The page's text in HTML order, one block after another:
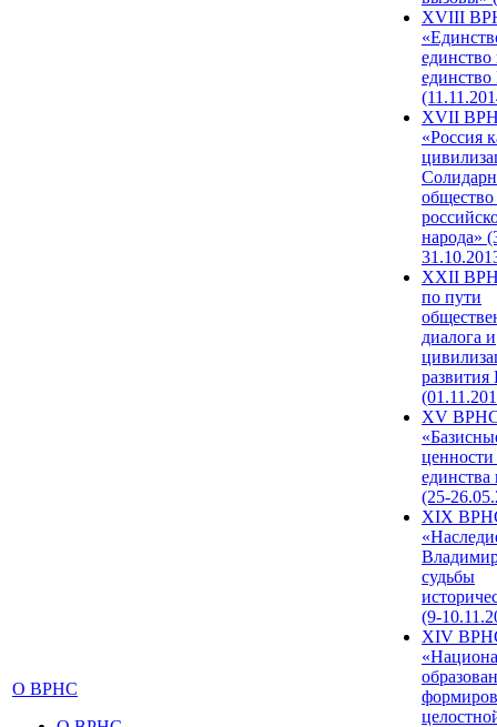
О ВРНС
XVIII
единство
единство
XVII
«Россия
народа»
XXII
по пути
диалога и
развития
XV
единства
(25-
XIX
судьбы
(9-
XIV